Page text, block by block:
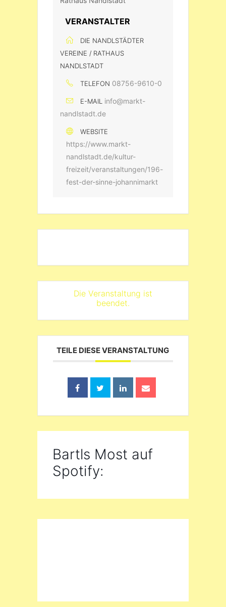
VERANSTALTER
DIE NANDLSTÄDTER
VEREINE / RATHAUS
NANDLSTADT
TELEFON 08756-9610-0
E-MAIL info@markt-
nandlstadt.de
WEBSITE
https://www.markt-
nandlstadt.de/kultur-
freizeit/veranstaltungen/196-
fest-der-sinne-johannimarkt
Die Veranstaltung ist
beendet.
TEILE DIESE VERANSTALTUNG
Bartls Most auf
Spotify: